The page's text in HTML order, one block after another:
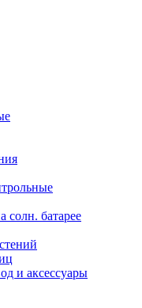
солн. батарее
и аксессуары